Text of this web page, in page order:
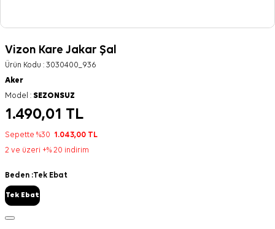
Vizon Kare Jakar Şal
Ürün Kodu : 3030400_936
Aker
Model : SEZONSUZ
1.490,01 TL
Sepette %30 1.043,00 TL
2 ve üzeri +% 20 indirim
Beden :Tek Ebat
Tek Ebat